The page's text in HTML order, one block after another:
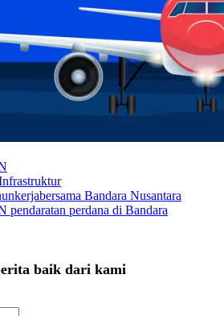
Bandara Nusantara
pendaratan perdana di Bandara
baik dari kami